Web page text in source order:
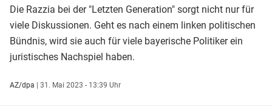
Die Razzia bei der "Letzten Generation" sorgt nicht nur für
viele Diskussionen. Geht es nach einem linken politischen
Bündnis, wird sie auch für viele bayerische Politiker ein
juristisches Nachspiel haben.
AZ/dpa | 31. Mai 2023 - 13:39 Uhr